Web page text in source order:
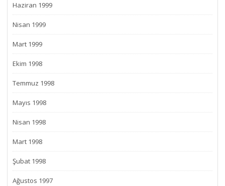
Haziran 1999
Nisan 1999
Mart 1999
Ekim 1998
Temmuz 1998
Mayıs 1998
Nisan 1998
Mart 1998
Şubat 1998
Ağustos 1997